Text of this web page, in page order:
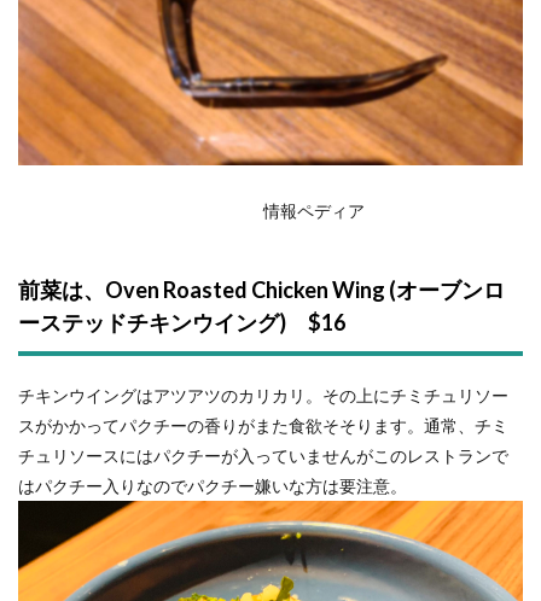
情報ペディア
前菜は、Oven Roasted Chicken Wing (オーブンロ
ーステッドチキンウイング) $16
チキンウイングはアツアツのカリカリ。その上にチミチュリソー
スがかかってパクチーの香りがまた食欲そそります。通常、チミ
チュリソースにはパクチーが入っていませんがこのレストランで
はパクチー入りなのでパクチー嫌いな方は要注意。